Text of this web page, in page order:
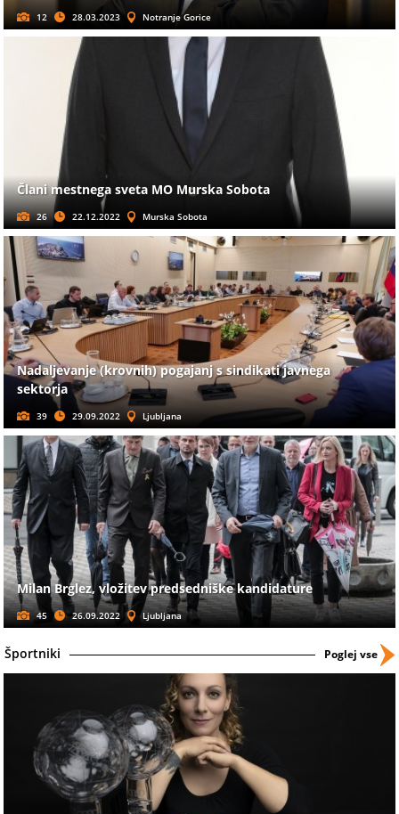
12 28.03.2023 Notranje Gorice
Člani mestnega sveta MO Murska Sobota
26 22.12.2022 Murska Sobota
Nadaljevanje (krovnih) pogajanj s sindikati javnega
sektorja
39 29.09.2022 Ljubljana
Milan Brglez, vložitev predsedniške kandidature
45 26.09.2022 Ljubljana
Športniki Poglej vse